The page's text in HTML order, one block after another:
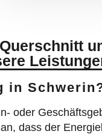
in
oder
dass der